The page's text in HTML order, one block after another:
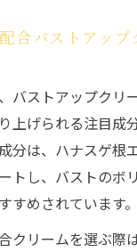
合バストアップ
バストアップクリ
上げられる注目成
分は、ハナスゲ根
トし、バストのボ
すめされています。
クリームを選ぶ際